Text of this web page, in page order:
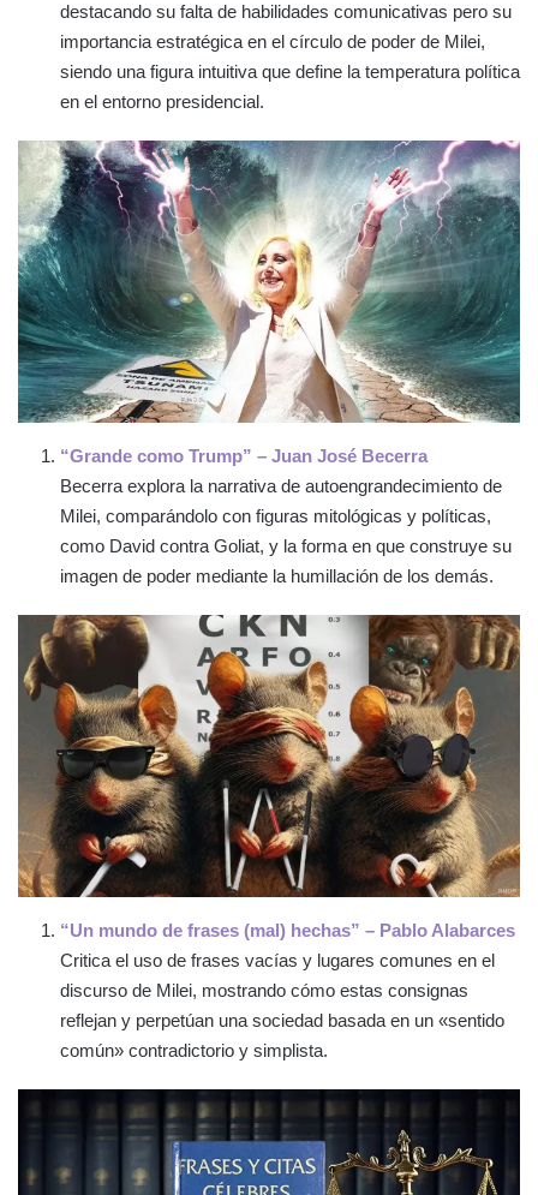
destacando su falta de habilidades comunicativas pero su
importancia estratégica en el círculo de poder de Milei,
siendo una figura intuitiva que define la temperatura política
en el entorno presidencial.
“Grande como Trump” – Juan José Becerra
Becerra explora la narrativa de autoengrandecimiento de
Milei, comparándolo con figuras mitológicas y políticas,
como David contra Goliat, y la forma en que construye su
imagen de poder mediante la humillación de los demás.
“Un mundo de frases (mal) hechas” – Pablo Alabarces
Critica el uso de frases vacías y lugares comunes en el
discurso de Milei, mostrando cómo estas consignas
reflejan y perpetúan una sociedad basada en un «sentido
común» contradictorio y simplista.